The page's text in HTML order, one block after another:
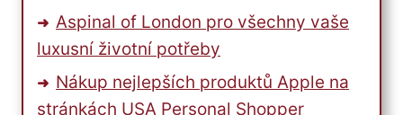
Aspinal of London pro všechny vaše
luxusní životní potřeby
Nákup nejlepších produktů Apple na
stránkách USA Personal Shopper